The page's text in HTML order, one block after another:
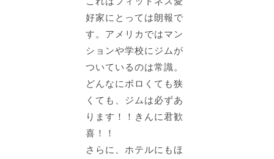
好家にとっては朗報で
す。アメリカではマン
ションや学校にジムが
ついているのは常識。
どんなにボロくても狭
くても、ジムは必ずあ
ります！！きんに君歓
喜！！
さらに、 ホテルにもほ